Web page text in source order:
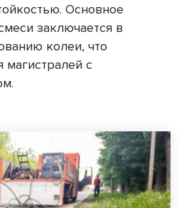
Основное
заключается в
колеи, что
магистралей с